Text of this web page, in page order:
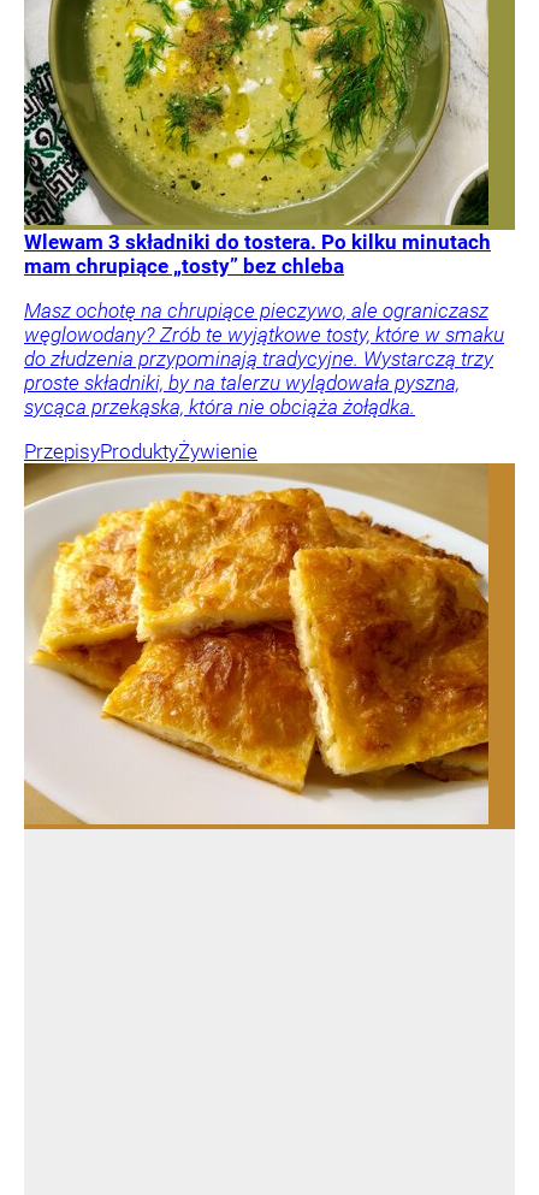
Wlewam 3 składniki do tostera. Po kilku minutach
mam chrupiące „tosty” bez chleba
Masz ochotę na chrupiące pieczywo, ale ograniczasz
węglowodany? Zrób te wyjątkowe tosty, które w smaku
do złudzenia przypominają tradycyjne. Wystarczą trzy
proste składniki, by na talerzu wylądowała pyszna,
sycąca przekąska, która nie obciąża żołądka.
PrzepisyProduktyŻywienie